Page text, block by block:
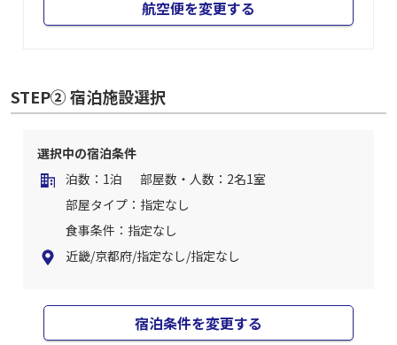
航空便を変更する
STEP② 宿泊施設選択
選択中の宿泊条件
泊数：1泊
部屋数・人数：2名1室
部屋タイプ：指定なし
食事条件：指定なし
近畿/京都府/指定なし/指定なし
宿泊条件を変更する